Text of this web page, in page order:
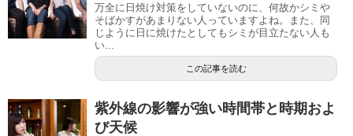
万全に日焼け対策をしていないのに、何故かシミや
そばかすがあまりない人っていますよね。また、同
じように日に焼けたとしてもシミが目立たない人も
い...
この記事を読む
紫外線の影響が強い時間帯と時期およ
び天候